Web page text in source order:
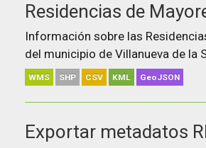
Residencias de
Información sobre las
del municipio de Villanueva de la
WMS SHP CSV KML GeoJSON
Exportar metadatos